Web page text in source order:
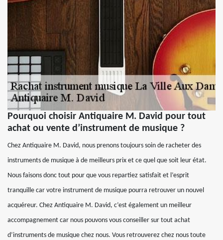
Pourquoi choisir Antiquaire M. David pour tout
achat ou vente d’instrument de musique ?
Chez Antiquaire M. David, nous prenons toujours soin de racheter des
instruments de musique à de meilleurs prix et ce quel que soit leur état.
Nous faisons donc tout pour que vous repartiez satisfait et l’esprit
tranquille car votre instrument de musique pourra retrouver un nouvel
acquéreur. Chez Antiquaire M. David, c’est également un meilleur
accompagnement car nous pouvons vous conseiller sur tout achat
d’instruments de musique chez nous. Vous retrouverez chez nous toute